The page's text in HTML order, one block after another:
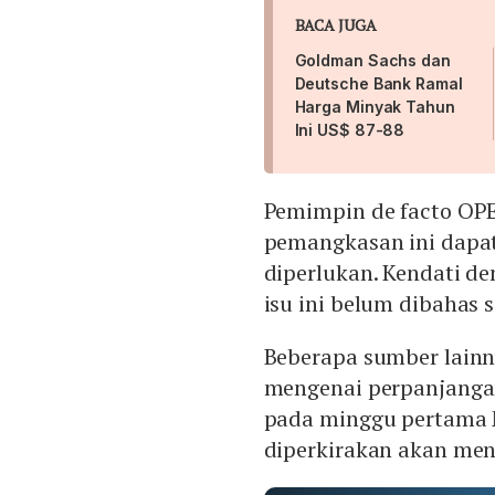
BACA JUGA
Goldman Sachs dan
Deutsche Bank Ramal
Harga Minyak Tahun
Ini US$ 87-88
Pemimpin de facto
pemangkasan ini
diperlukan. Kendati
isu ini belum dibahas
Beberapa sumber
mengenai
pada minggu pertama
diperkirakan akan